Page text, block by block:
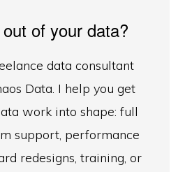
of your data?
data consultant
Data. I help you get
work into shape: full
support, performance
redesigns, training, or